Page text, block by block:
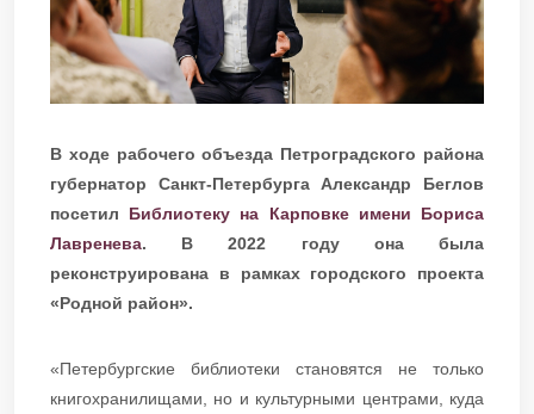
В ходе рабочего объезда Петроградского района
губернатор Санкт-Петербурга Александр Беглов
посетил Библиотеку на Карповке имени Бориса
Лавренева. В 2022 году она была
реконструирована в рамках городского проекта
«Родной район».
«Петербургские библиотеки становятся не только
книгохранилищами, но и культурными центрами, куда